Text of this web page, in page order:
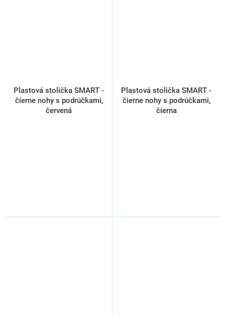
Plastová stolička SMART -
čierne nohy s podrúčkami,
červená
Plastová stolička SMART -
čierne nohy s podrúčkami,
čierna